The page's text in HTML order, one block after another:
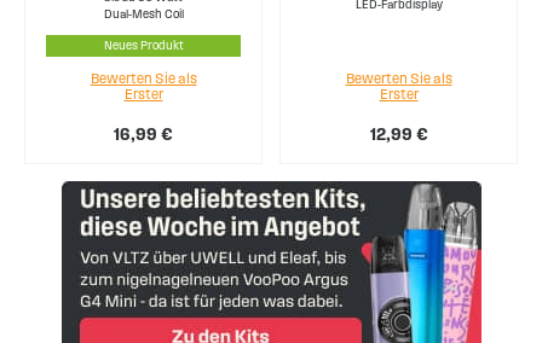
Dual-Mesh Coil
Neues Produkt
16,99 €
Bewerten Sie als
Erster
LED-Farbdisplay
12,99 €
Bewerten Sie als
Erster